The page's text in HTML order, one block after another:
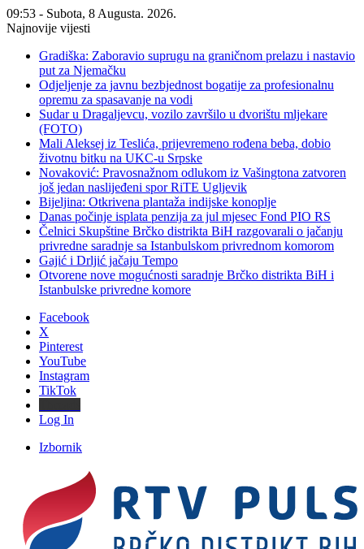
09:53 - Subota, 8 Augusta. 2026.
Najnovije vijesti
Gradiška: Zaboravio suprugu na graničnom prelazu i nastavio
put za Njemačku
Odjeljenje za javnu bezbjednost bogatije za profesionalnu
opremu za spasavanje na vodi
Sudar u Dragaljevcu, vozilo završilo u dvorištu mljekare
(FOTO)
Mali Aleksej iz Teslića, prijevremeno rođena beba, dobio
životnu bitku na UKC-u Srpske
Novaković: Pravosnažnom odlukom iz Vašingtona zatvoren
još jedan naslijeđeni spor RiTE Ugljevik
Bijeljina: Otkrivena plantaža indijske konoplje
Danas počinje isplata penzija za jul mjesec Fond PIO RS
Čelnici Skupštine Brčko distrikta BiH razgovarali o jačanju
privredne saradnje sa Istanbulskom privrednom komorom
Gajić i Drljić jačaju Tempo
Otvorene nove mogućnosti saradnje Brčko distrikta BiH i
Istanbulske privredne komore
Facebook
X
Pinterest
YouTube
Instagram
TikTok
Log In
Izbornik